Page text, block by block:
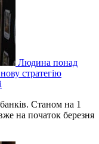
Людина понад
стратегію
банків. Станом на 1
на початок березня